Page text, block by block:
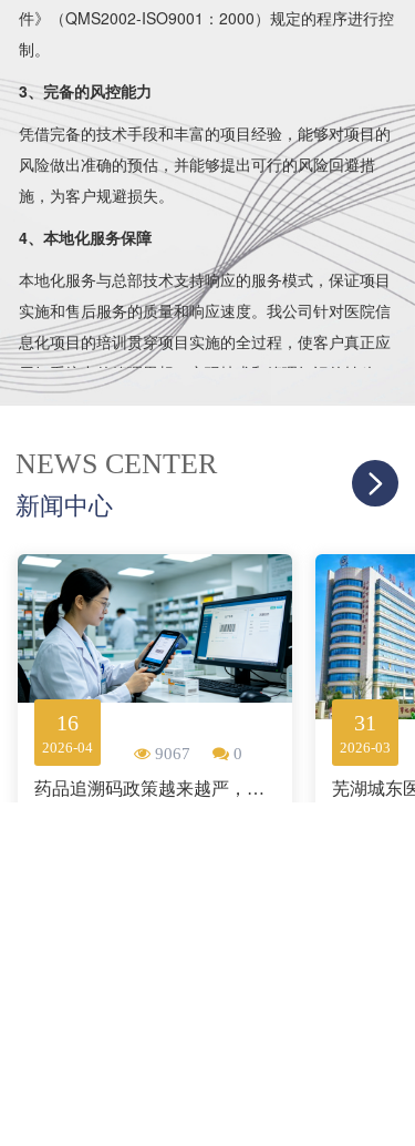
件》（QMS2002-ISO9001：2000）规定的程序进行控
制。
3、完备的风控能力
凭借完备的技术手段和丰富的项目经验，能够对项目的
风险做出准确的预估，并能够提出可行的风险回避措
施，为客户规避损失。
4、本地化服务保障
本地化服务与总部技术支持响应的服务模式，保证项目
实施和售后服务的质量和响应速度。我公司针对医院信
息化项目的培训贯穿项目实施的全过程，使客户真正应
用好系统中的管理思想，实现技术和管理知识的转移，
最终培养出医院自己的系统管理维护团队。
包括但不限于智慧医疗、互联互通标准化成熟度、智慧
服务、智慧管理相关内容的测评实施一体化解决方案，
助力医院迈向信息化高速通道，实现数据共享，提升管
理效率，降低资源成本，实现从医体验和就医体验同步
跃升的医疗生态。
NEWS CENTER
新闻中心
16
2026-04 9067 0
药品追溯码政策越来越严，医疗机构这5件事千万要做好！
31
2026-03